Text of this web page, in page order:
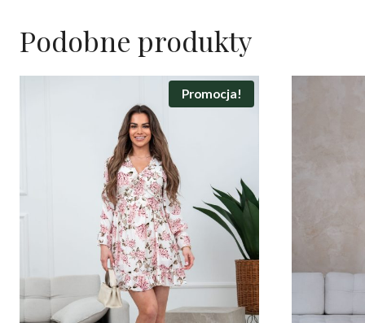
Podobne produkty
Promocja!